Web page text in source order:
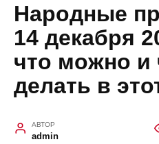
Народные
14 декабря
что можно и
делать в
АВТОР
admin